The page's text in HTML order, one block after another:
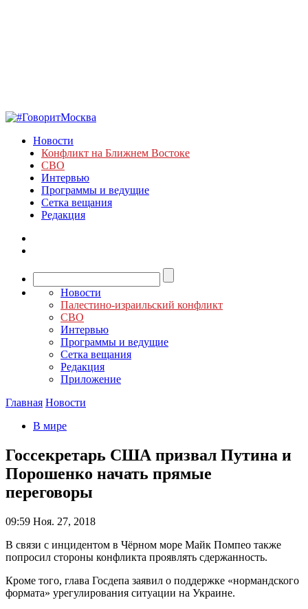
Новости
Конфликт на Ближнем Востоке
СВО
Интервью
Программы и ведущие
Сетка вещания
Редакция
Новости
Палестино-израильский конфликт
СВО
Интервью
Программы и ведущие
Сетка вещания
Редакция
Приложение
Главная Новости
В мире
Госсекретарь США призвал Путина и
Порошенко начать прямые
переговоры
09:59 Ноя. 27, 2018
В связи с инцидентом в Чёрном море Майк Помпео также
попросил стороны конфликта проявлять сдержанность.
Кроме того, глава Госдепа заявил о поддержке «нормандского
формата» урегулирования ситуации на Украине.